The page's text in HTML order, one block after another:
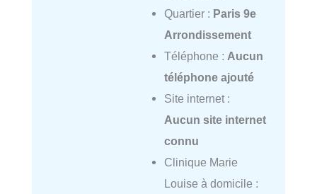
Quartier : Paris 9e
Arrondissement
Téléphone : Aucun
téléphone ajouté
Site internet :
Aucun site internet
connu
Clinique Marie
Louise à domicile :